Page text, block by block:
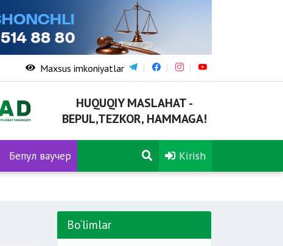
Maxsus imkoniyatlar
HUQUQIY MASLAHAT -
BEPUL,TEZKOR, HAMMAGA!
Бепул ваучер Kirish
Bo‘limlar